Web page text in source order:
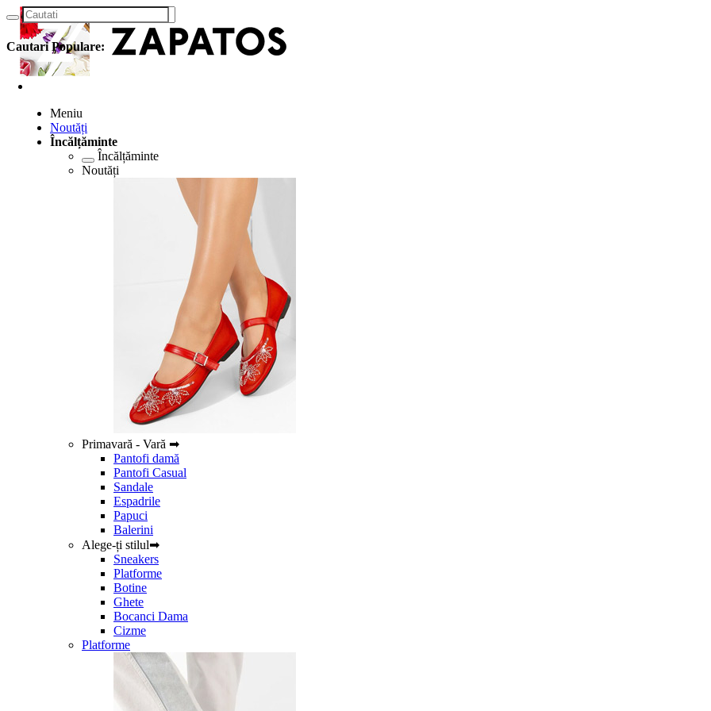
Cautari Populare:
Meniu
Noutăți
Încălțăminte
Încălțăminte
Noutăți
Primavară - Vară ➡
Pantofi damă
Pantofi Casual
Sandale
Espadrile
Papuci
Balerini
Alege-ți stilul➡
Sneakers
Platforme
Botine
Ghete
Bocanci Dama
Cizme
Platforme